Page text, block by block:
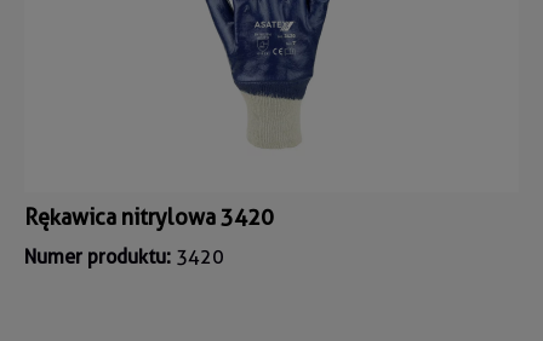
Rękawica nitrylowa 3420
Numer produktu: 3420